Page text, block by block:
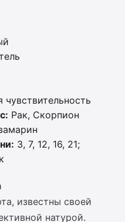
чувствительность
Рак, Скорпион
3, 7, 12, 16, 21;
известны своей
натурой.